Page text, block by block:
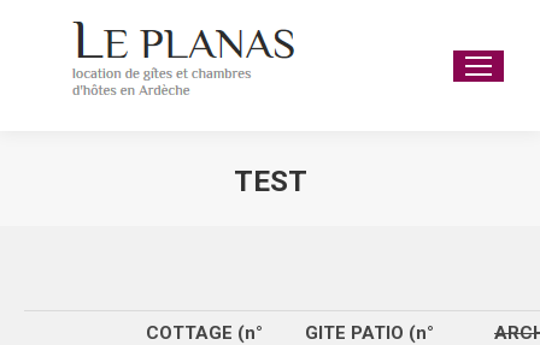
TEST
COTTAGE (n°
GITE PATIO (n°